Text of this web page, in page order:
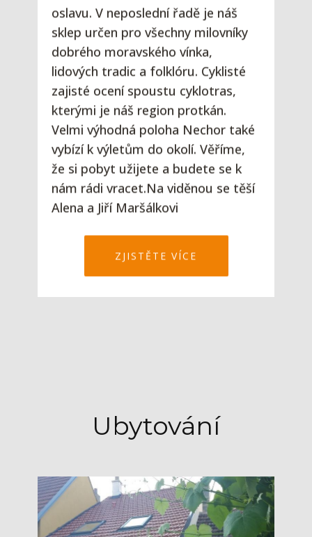
oslavu. V neposlední řadě je náš
sklep určen pro všechny milovníky
dobrého moravského vínka,
lidových tradic a folklóru. Cyklisté
zajisté ocení spoustu cyklotras,
kterými je náš region protkán.
Velmi výhodná poloha Nechor také
vybízí k výletům do okolí. Věříme,
že si pobyt užijete a budete se k
nám rádi vracet.Na viděnou se těší
Alena a Jiří Maršálkovi
ZJISTĚTE VÍCE
Ubytování